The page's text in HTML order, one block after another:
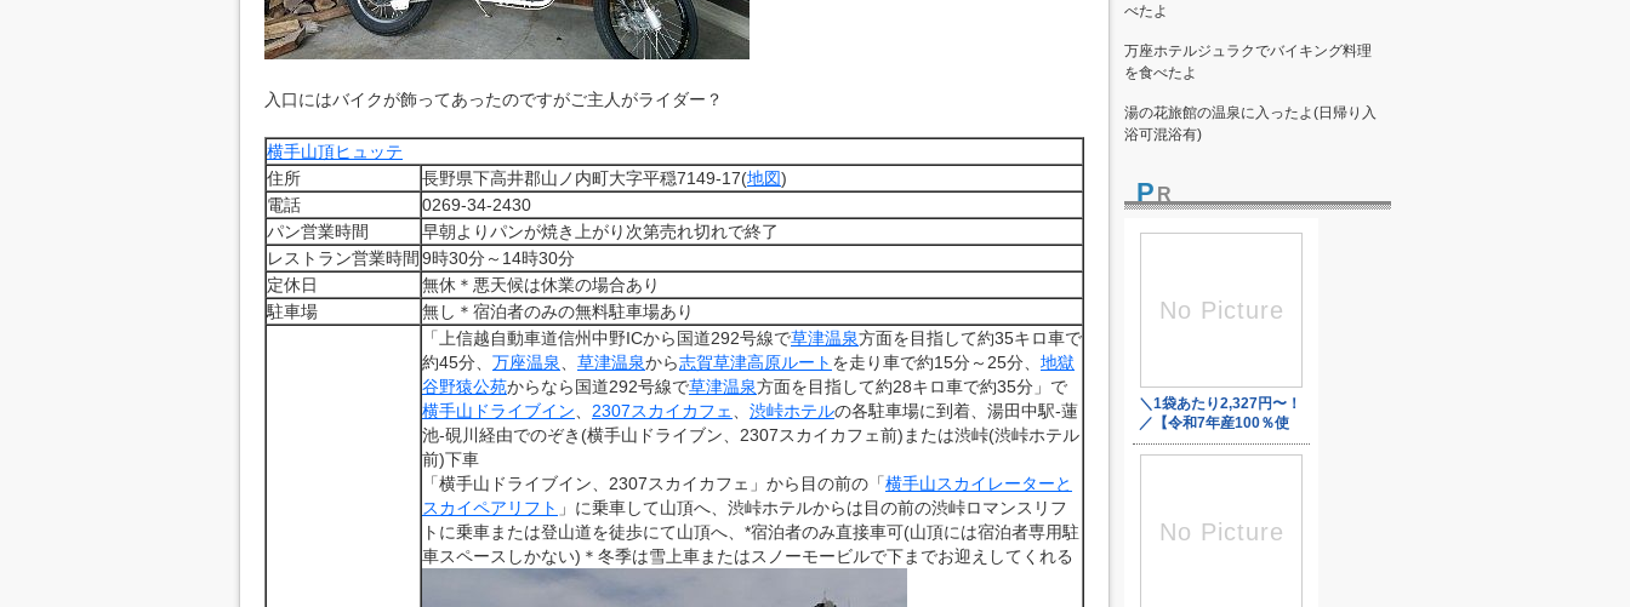
入口にはバイクが飾ってあったのですがご主人がライダー？
横手山頂ヒュッテ
住所
長野県下高井郡山ノ内町大字平穏7149-17(地図)
電話
0269-34-2430
パン営業時間
早朝よりパンが焼き上がり次第売れ切れで終了
レストラン営業時間 9時30分～14時30分
定休日
無休＊悪天候は休業の場合あり
駐車場
無し＊宿泊者のみの無料駐車場あり
「上信越自動車道信州中野ICから国道292号線で草津温泉方面を目指して約35キロ車で
約45分、 万座温泉 草津温泉から志賀草津高原ルート を走り車で約15分～25分、 地獄
谷野猿公苑からなら国道292号線で草津温泉方面を目指して約28キロ車で約35分」で
横手山ドライブイン
2307スカイカフェ 渋峠ホテルの各駐車場に到着、湯田中駅-蓮
池-硯川経由でのぞき(横手山ドライブン、2307スカイカフェ前)または渋峠(渋峠ホテル
前)下車
「横手山ドライブイン、2307スカイカフェ」から目の前の「横手山スカイレーターと
スカイペアリフト 」に乗車して山頂へ、渋峠ホテルからは目の前の渋峠ロマンスリフ
トに乗車または登山道を徒歩にて山頂へ、*宿泊者のみ直接車可(山頂には宿泊者専用駐
車スペースしかない)＊冬季は雪上車またはスノーモービルで下までお迎えしてくれる
べたよ
万座ホテルジュラクでバイキング料理
を食べたよ
湯の花旅館の温泉に入ったよ(日帰り入
浴可混浴有)
P R